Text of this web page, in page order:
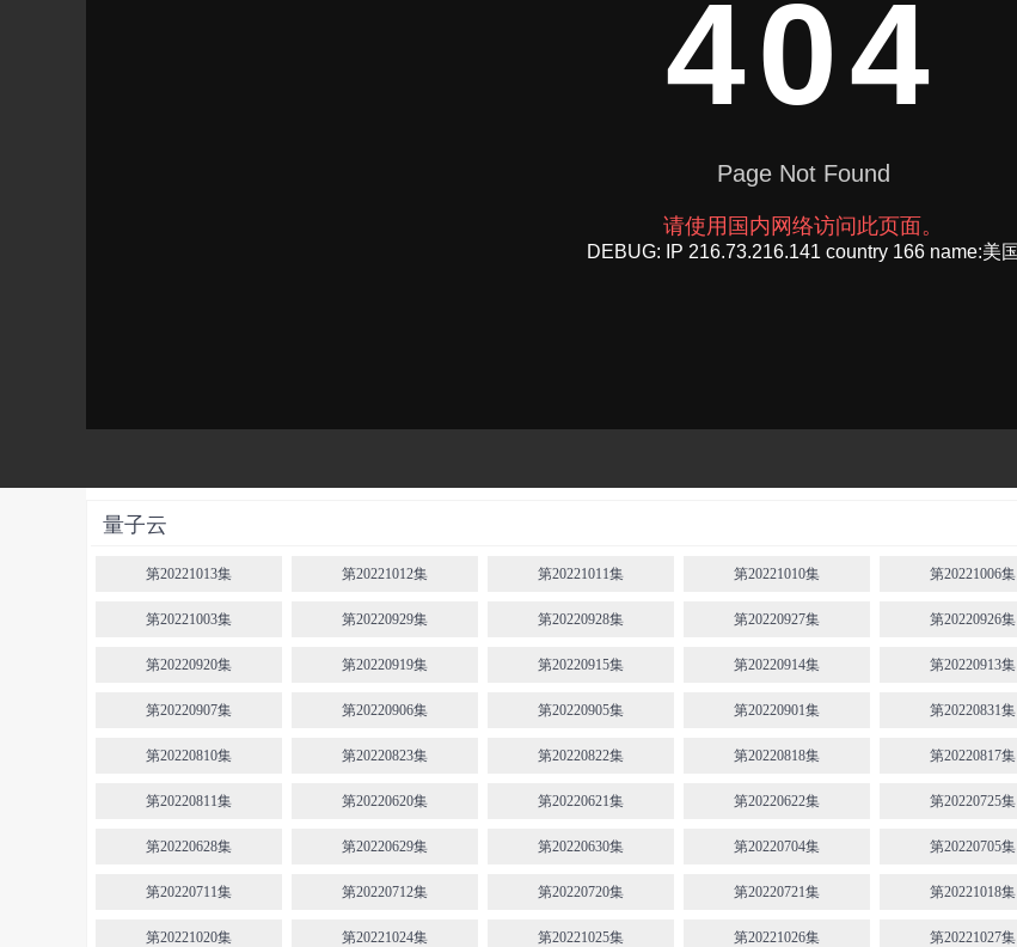
量子云
第20221013集 第20221012集 第20221011集 第20221010集 第20221006集
第20221003集 第20220929集 第20220928集 第20220927集 第20220926集
第20220920集 第20220919集 第20220915集 第20220914集 第20220913集
第20220907集 第20220906集 第20220905集 第20220901集 第20220831集
第20220810集 第20220823集 第20220822集 第20220818集 第20220817集
第20220811集 第20220620集 第20220621集 第20220622集 第20220725集
第20220628集 第20220629集 第20220630集 第20220704集 第20220705集
第20220711集 第20220712集 第20220720集 第20220721集 第20221018集
第20221020集 第20221024集 第20221025集 第20221026集 第20221027集